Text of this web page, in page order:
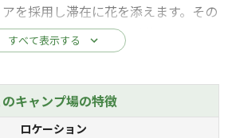
を採用し滞在に花を添えます。その
る室内空間はきっとご満足いただけ
ムテント☆
ムを思わせるような綺麗で豪華な内
すべて表示する
のキャンプ場の特徴
ロケーション